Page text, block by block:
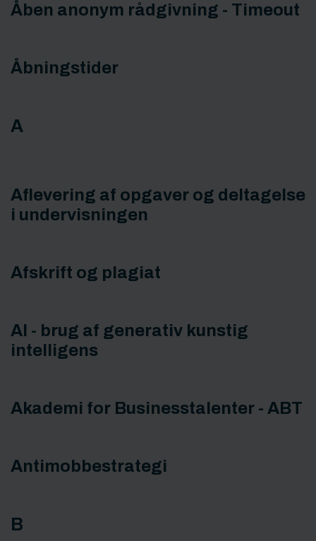
Åben anonym rådgivning - Timeout
Åbningstider
A
Aflevering af opgaver og deltagelse
i undervisningen
Afskrift og plagiat
AI - brug af generativ kunstig
intelligens
Akademi for Businesstalenter - ABT
Antimobbestrategi
B